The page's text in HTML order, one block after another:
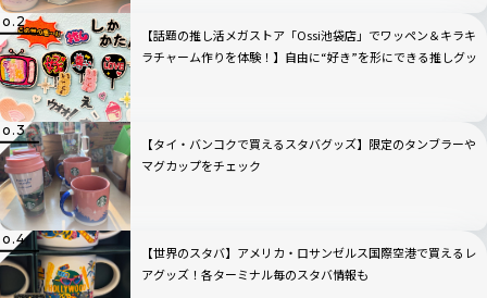
【話題の推し活メガストア「Ossi池袋店」でワッペン＆キラキ
ラチャーム作りを体験！】自由に“好き”を形にできる推しグッ
【タイ・バンコクで買えるスタバグッズ】限定のタンブラーや
マグカップをチェック
【世界のスタバ】アメリカ・ロサンゼルス国際空港で買えるレ
アグッズ！各ターミナル毎のスタバ情報も